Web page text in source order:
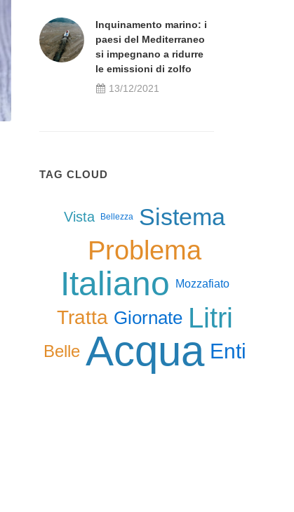
Inquinamento marino: i
paesi del Mediterraneo
si impegnano a ridurre
le emissioni di zolfo
13/12/2021
TAG CLOUD
Vista Bellezza Sistema
Problema
Italiano Mozzafiato
Tratta Giornate Litri
Belle Acqua Enti